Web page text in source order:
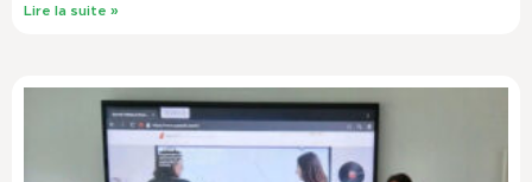
Lire la suite »